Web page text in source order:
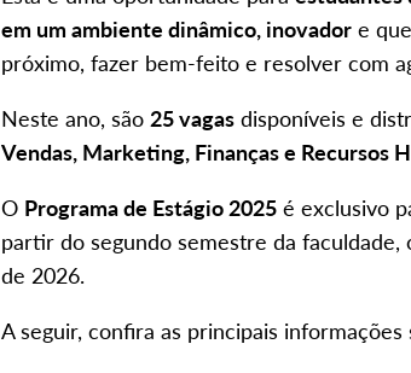
em um ambiente dinâmico, inovador e
próximo, fazer bem-feito e resolver com
Neste ano, são 25 vagas disponíveis e
Vendas, Marketing, Finanças e Recursos
O Programa de Estágio 2025 é exclusivo
partir do segundo semestre da
de 2026.
A seguir, confira as principais